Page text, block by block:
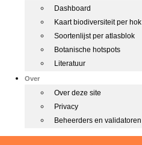
Dashboard
Kaart biodiversiteit per hok
Soortenlijst per atlasblok
Botanische hotspots
Literatuur
Over
Over deze site
Privacy
Beheerders en validatoren